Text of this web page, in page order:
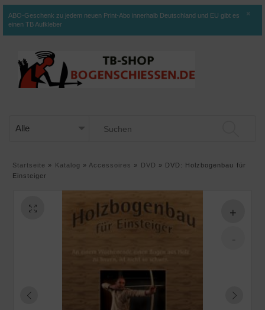
ABO-Geschenk zu jedem neuen Print-Abo innerhalb Deutschland und EU gibt es
einen TB Aufkleber
×
Startseite » Katalog » Accessoires » DVD » DVD: Holzbogenbau für
Einsteiger